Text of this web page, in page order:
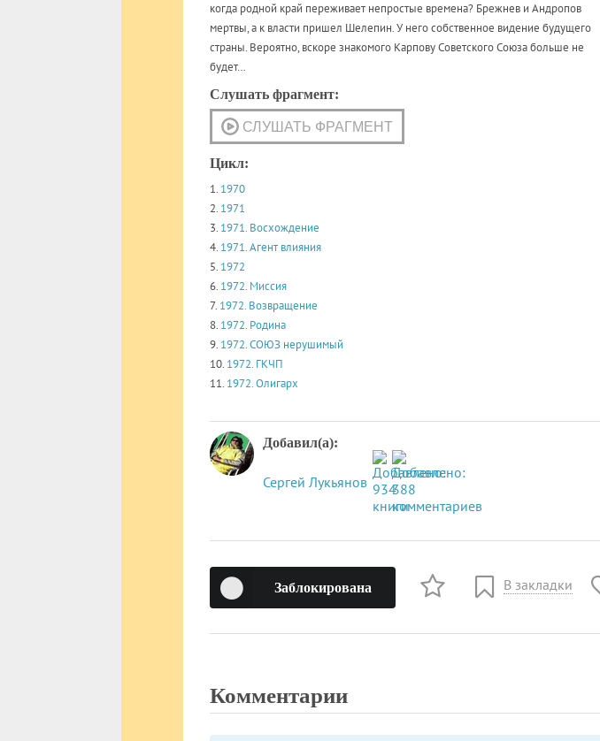
когда родной край переживает непростые времена? Брежнев и Андропов
мертвы, а к власти пришел Шелепин. У него собственное видение будущего
страны. Вероятно, вскоре знакомого Карпову Советского Союза больше не
будет…
Слушать фрагмент:
Цикл:
1. 1970
2. 1971
3. 1971. Восхождение
4. 1971. Агент влияния
5. 1972
6. 1972. Миссия
7. 1972. Возвращение
8. 1972. Родина
9. 1972. СОЮЗ нерушимый
10. 1972. ГКЧП
11. 1972. Олигарх
Добавил(а):
Сергей Лукьянов
Заблокирована В закладки
Комментарии